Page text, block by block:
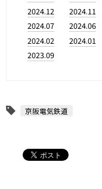
2024.12
2024.11
2024.07
2024.06
2024.02
2024.01
2023.09
京阪電気鉄道